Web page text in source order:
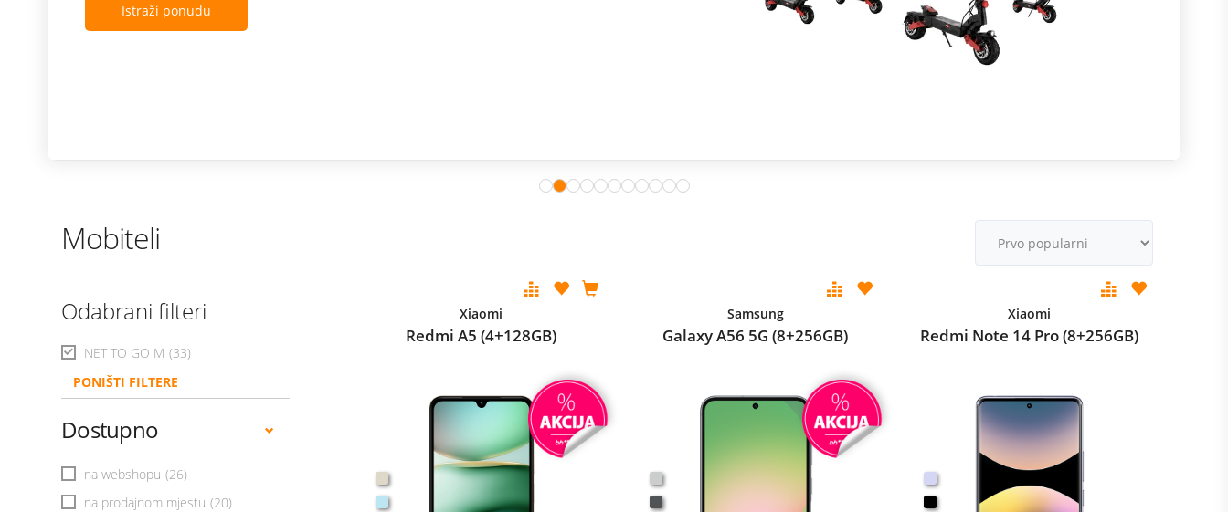
Istraži ponudu
Mobiteli
Odabrani filteri
NET TO GO M (33)
PONIŠTI FILTERE
Dostupno
na webshopu (26)
na prodajnom mjestu (20)
Xiaomi
Redmi A5 (4+128GB)
Samsung
Galaxy A56 5G (8+256GB)
Xiaomi
Redmi Note 14 Pro (8+256GB)